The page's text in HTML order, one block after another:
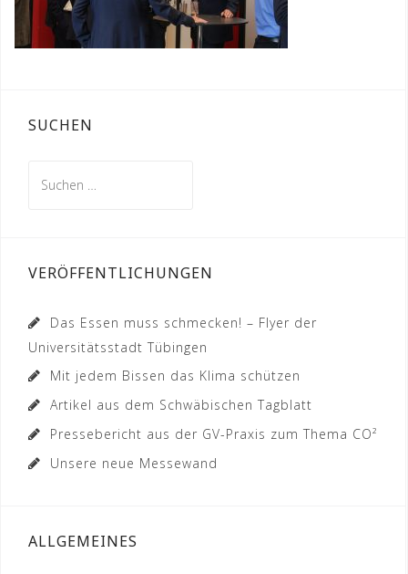
SUCHEN
nach:
VERÖFFENTLICHUNGEN
Das Essen muss schmecken! – Flyer der
Universitätsstadt Tübingen
Mit jedem Bissen das Klima schützen
Artikel aus dem Schwäbischen Tagblatt
Pressebericht aus der GV-Praxis zum Thema CO²
Unsere neue Messewand
ALLGEMEINES